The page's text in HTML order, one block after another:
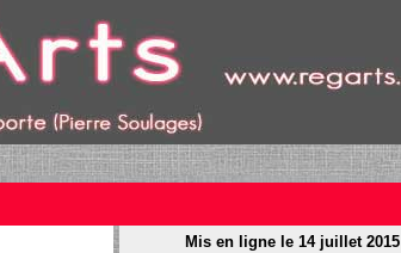
Mis en ligne le 14 juillet 2015